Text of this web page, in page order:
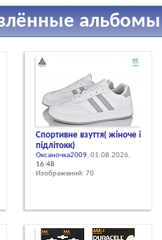
альбомы
Спортивне взуття( жіноче і
підлітокк)
Оксаночка2009, 01.08.2026,
16:48
Изображений: 70